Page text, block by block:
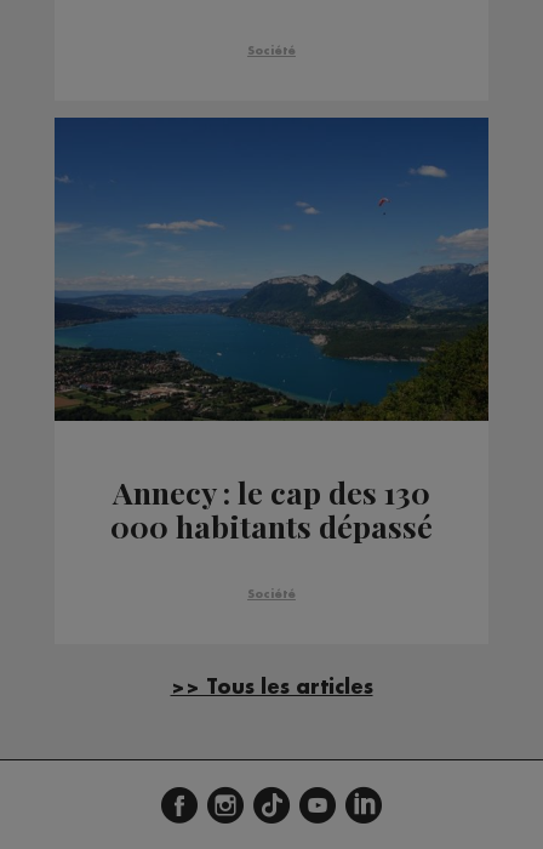
Société
Annecy : le cap des 130
000 habitants dépassé
Société
>> Tous les articles